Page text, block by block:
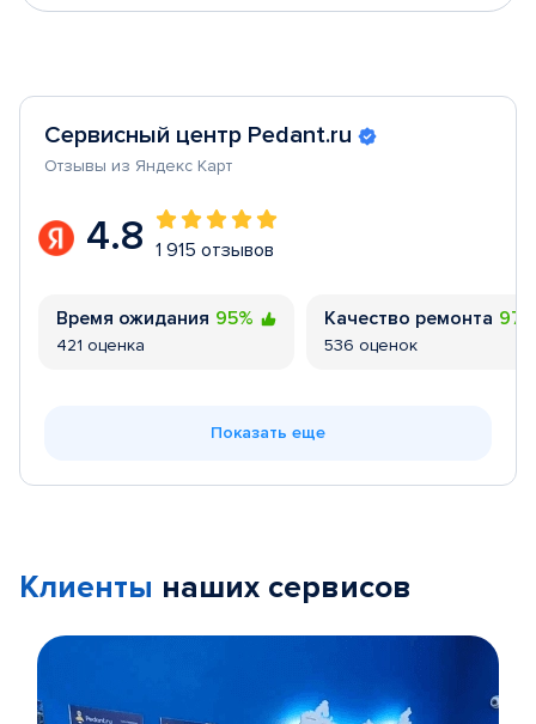
Сервисный центр Pedant.ru
Отзывы из Яндекс Карт
4.8 1 915 отзывов
Время ожидания 95%
421 оценка
Качество ремонта
536 оценок
Показать еще
Клиенты наших сервисов